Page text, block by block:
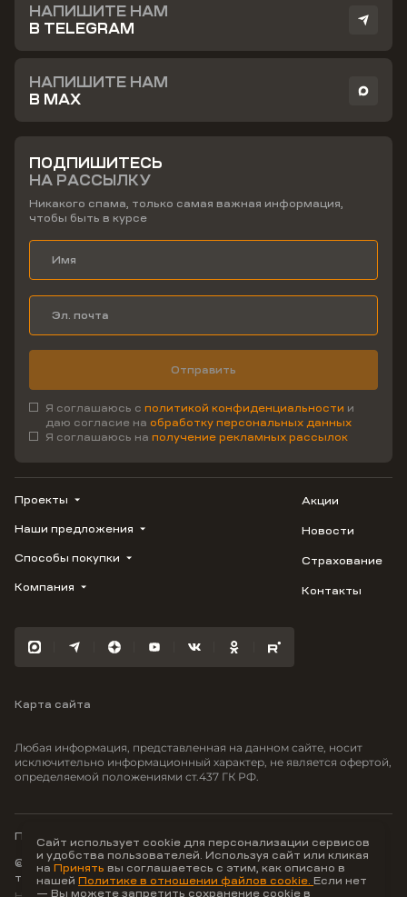
НАПИШИТЕ НАМ
В TELEGRAM
НАПИШИТЕ НАМ
В MAX
ПОДПИШИТЕСЬ
НА РАССЫЛКУ
Никакого спама, только самая важная информация,
чтобы быть в курсе
Отправить
Я соглашаюсь с политикой конфиденциальности и
даю согласие на обработку персональных данных
Я соглашаюсь на получение рекламных рассылок
Проекты
ВЕРН
1799
Флора
Отражение
Моретта
Вместе
Наши предложения
Купить квартиру
Студию
3-комнатную
Способы покупки
Трейд-ин
100% оплата
Компания
Карьера
Акции
Новости
Страхование
Контакты
Карта сайта
Любая информация, представленная на данном сайте, носит
исключительно информационный характер, не является офертой,
определяемой положениями ст.437 ГК РФ.
© ООО Неоагентство, ИНН 9703176621,
тел.:+7 800 707-87-38
Политика конфиденциальности
Сайт использует cookie для персонализации сервисов
и удобства пользователей. Используя сайт или кликая
на Принять вы соглашаетесь с этим, как описано в
нашей Политике в отношении файлов cookie. Если нет
— Вы можете запретить сохранение cookie в